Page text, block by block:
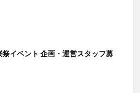
祭イベント 企画・運営スタッフ募